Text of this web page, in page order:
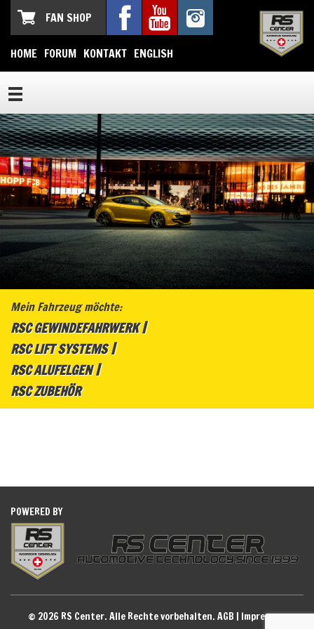
FAN SHOP
HOME FORUM KONTAKT ENGLISH
Mein Fahrzeug möchte:
RSC GEWINDEFAHRWERK
RSC LIFT SYSTEMS
RSC ALUFELGEN
RSC ZUBEHÖR
POWERED BY
© 2026 RS Center. Alle Rechte vorbehalten. AGB | Impressum